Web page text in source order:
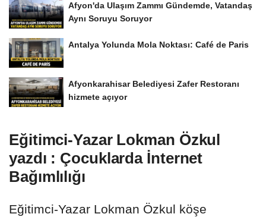
Afyon'da Ulaşım Zammı Gündemde, Vatandaş
Aynı Soruyu Soruyor
Antalya Yolunda Mola Noktası: Café de Paris
Afyonkarahisar Belediyesi Zafer Restoranı
hizmete açıyor
Eğitimci-Yazar Lokman Özkul
yazdı : Çocuklarda İnternet
Bağımlılığı
Eğitimci-Yazar Lokman Özkul köşe